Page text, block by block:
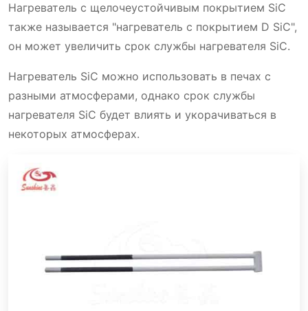
Преимущества щелочеустойчивого
Применение щелочестойкого
покрытия нагревателя SiC:
На какие формы нагревательных
элементов из карбида кремния можно
Нагреватель с щелочеустойчивым покрытием SiC
также называется "нагреватель с покрытием D SiC",
он может увеличить срок службы нагревателя SiC.
Нагреватель SiC можно использовать в печах с
разными атмосферами, однако срок службы
нагревателя SiC будет влиять и укорачиваться в
некоторых атмосферах.